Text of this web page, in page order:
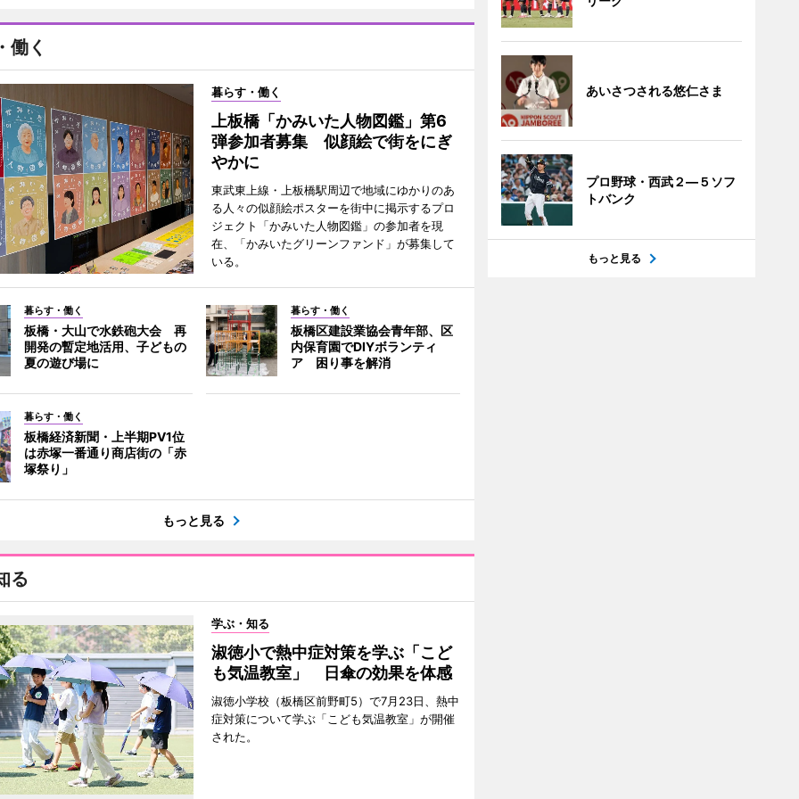
働く
暮らす・働く
上板橋「かみいた人物図鑑」第6
弾参加者募集 似顔絵で街をにぎ
やかに
東武東上線・上板橋駅周辺で地域にゆかりのあ
る人々の似顔絵ポスターを街中に掲示するプロ
ジェクト「かみいた人物図鑑」の参加者を現
在、「かみいたグリーンファンド」が募集して
いる。
暮らす・働く
板橋・大山で水鉄砲大会 再
開発の暫定地活用、子どもの
夏の遊び場に
暮らす・働く
板橋区建設業協会青年部、区
内保育園でDIYボランティ
ア 困り事を解消
暮らす・働く
板橋経済新聞・上半期PV1位
は赤塚一番通り商店街の「赤
塚祭り」
もっと見る
る
学ぶ・知る
淑徳小で熱中症対策を学ぶ「こど
も気温教室」 日傘の効果を体感
淑徳小学校（板橋区前野町5）で7月23日、熱中
症対策について学ぶ「こども気温教室」が開催
された。
あいさつされる悠仁さま
プロ野球・西武２―５ソフ
トバンク
もっと見る